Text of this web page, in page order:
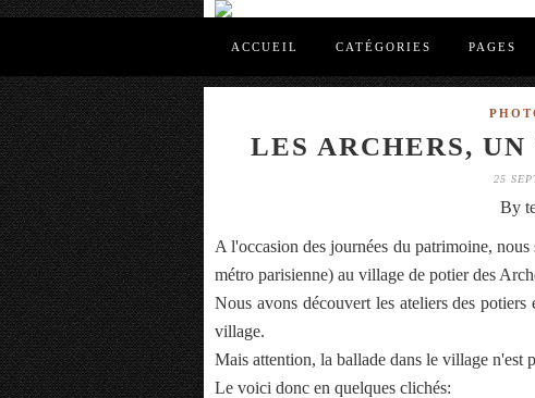
ACCUEIL CATÉGORIES PAGES
LES ARCHERS,
25
By
A l'occasion des journées du patrimoine,
métro parisienne) au village de potier des
Nous avons découvert les ateliers des
village.
Mais attention, la ballade dans le village n'est
Le voici donc en quelques clichés: